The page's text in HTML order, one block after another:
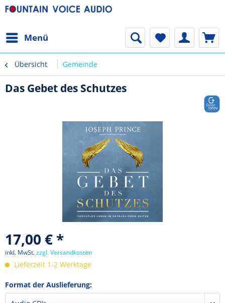
Menü
Übersicht Gemeinde
Das Gebet des Schutzes
17,00 € *
inkl. MwSt.zzgl. Versandkosten
Lieferzeit 1-2 Werktage
Format der Auslieferung: